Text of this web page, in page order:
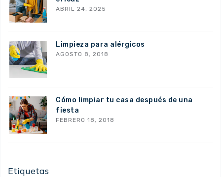
ABRIL 24, 2025
Limpieza para alérgicos
AGOSTO 8, 2018
Cómo limpiar tu casa después de una
fiesta
FEBRERO 18, 2018
Etiquetas